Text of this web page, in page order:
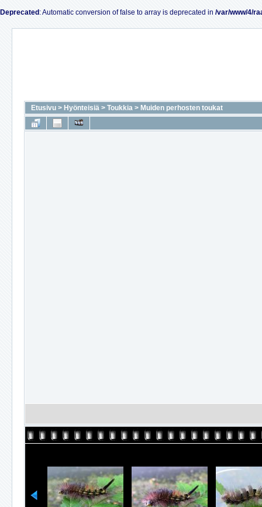
Deprecated : Automatic conversion of false to array is deprecated in /var/www/4/
Etusivu > Hyönteisiä > Toukkia > Muiden perhosten toukat